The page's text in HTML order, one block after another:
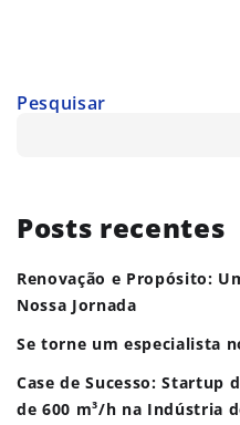
Pesquisar
Posts recentes
Renovação e Propósito:
Nossa Jornada
Se torne um especialista
Case de Sucesso: Startup
de 600 m³/h na Indústria